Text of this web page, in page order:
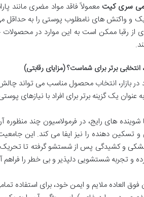
سری کیت معمولاً فاقد مواد مضری مانند
و واکنش های نامطلوب پوستی را به
از رقبا ممکن است به این موارد در
برتر برای شماست؟ (مزایای رقابتی)
در بازار، انتخاب محصول مناسب می تواند
یک گزینه برتر برای افراد با نیازهای
های رایج، در فرمولاسیون چند
تسکین دهنده را نیز ایفا می کند. این
خشکی و کشیدگی پس از شستشو گرفته تا
و تجربه شستشویی دلپذیر و بی خطر را فراهم
العاده ملایم و ایمن خود، برای استفاده